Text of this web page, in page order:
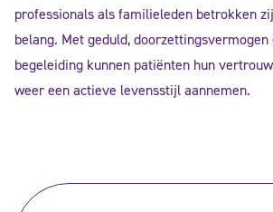
professionals als familieleden betrokken
belang. Met geduld, doorzettingsvermogen
begeleiding kunnen patiënten hun
weer een actieve levensstijl aannemen.